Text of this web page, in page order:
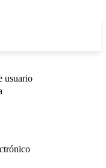
usuario